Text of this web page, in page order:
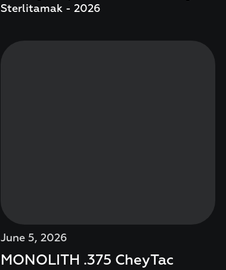
Sterlitamak - 2026
June 5, 2026
MONOLITH .375 CheyTac